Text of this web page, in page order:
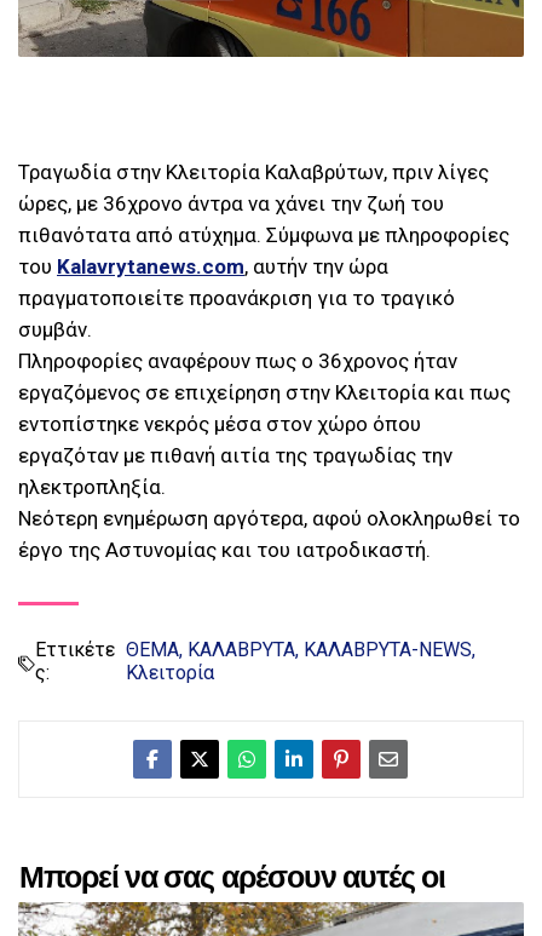
Τραγωδία στην Κλειτορία Καλαβρύτων, πριν λίγες
ώρες, με 36χρονο άντρα να χάνει την ζωή του
πιθανότατα από ατύχημα. Σύμφωνα με πληροφορίες
του Kalavrytanews.com, αυτήν την ώρα
πραγματοποιείτε προανάκριση για το τραγικό
συμβάν.
Πληροφορίες αναφέρουν πως ο 36χρονος ήταν
εργαζόμενος σε επιχείρηση στην Κλειτορία και πως
εντοπίστηκε νεκρός μέσα στον χώρο όπου
εργαζόταν με πιθανή αιτία της τραγωδίας την
ηλεκτροπληξία.
Νεότερη ενημέρωση αργότερα, αφού ολοκληρωθεί το
έργο της Αστυνομίας και του ιατροδικαστή.
Εττικέτε
ς:
ΘΕΜΑ ΚΑΛΑΒΡΥΤΑ ΚΑΛΑΒΡΥΤΑ-NEWS
Κλειτορία
Μπορεί να σας αρέσουν αυτές οι
αναρτήσεις